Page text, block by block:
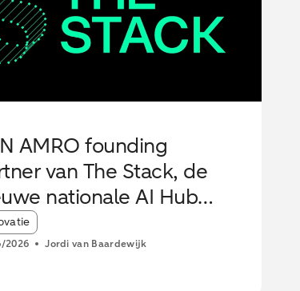
AMRO founding
van The Stack, de
nationale AI Hub
Techleap
tags:
2026 Jordi van Baardewijk